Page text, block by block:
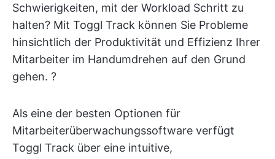
Schwierigkeiten, mit der Workload Schritt zu
halten? Mit Toggl Track können Sie Probleme
hinsichtlich der Produktivität und Effizienz Ihrer
Mitarbeiter im Handumdrehen auf den Grund
gehen. ?
Als eine der besten Optionen für
Mitarbeiterüberwachungssoftware verfügt
Toggl Track über eine intuitive,